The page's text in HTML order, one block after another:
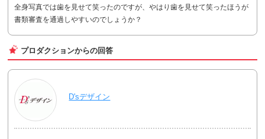
全身写真では歯を見せて笑ったのですが、やはり歯を見せて笑ったほうが
書類審査を通過しやすいのでしょうか？
プロダクションからの回答
D'sデザイン